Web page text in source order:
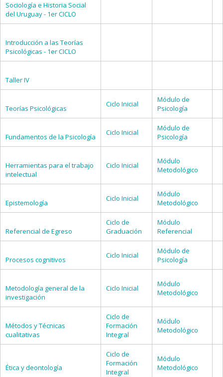
Sociología e Historia Social
del Uruguay - 1er CICLO
Introducción a las Teorías
Psicológicas - 1er CICLO
Taller IV
Teorías Psicológicas Ciclo Inicial
Módulo de
Psicología
Fundamentos de la Psicología Ciclo Inicial
Módulo de
Psicología
Herramientas para el trabajo
intelectual
Ciclo Inicial
Módulo
Metodológico
Epistemología Ciclo Inicial
Módulo
Metodológico
Referencial de Egreso
Ciclo de
Graduación
Módulo
Referencial
Procesos cognitivos Ciclo Inicial
Módulo de
Psicología
Metodología general de la
investigación
Ciclo Inicial
Módulo
Metodológico
Métodos y Técnicas
cualitativas
Ciclo de
Formación
Integral
Módulo
Metodológico
Ética y deontología
Ciclo de
Formación
Integral
Módulo
Metodológico